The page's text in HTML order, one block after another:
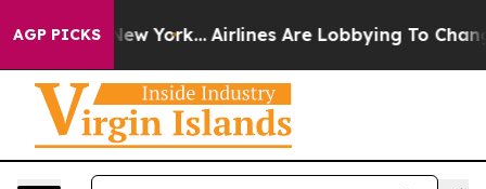
AGP PICKS
News New York... Airlines Are Lobbying To Change